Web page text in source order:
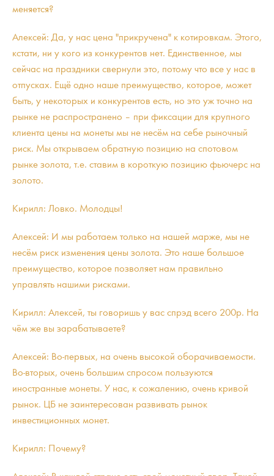
меняется?
Алексей: Да, у нас цена "прикручена" к котировкам. Этого,
кстати, ни у кого из конкурентов нет. Единственное, мы
сейчас на праздники свернули это, потому что все у нас в
отпусках. Ещё одно наше преимущество, которое, может
быть, у некоторых и конкурентов есть, но это уж точно на
рынке не распространено – при фиксации для крупного
клиента цены на монеты мы не несём на себе рыночный
риск. Мы открываем обратную позицию на спотовом
рынке золота, т.е. ставим в короткую позицию фьючерс на
золото.
Кирилл: Ловко. Молодцы!
Алексей: И мы работаем только на нашей марже, мы не
несём риск изменения цены золота. Это наше большое
преимущество, которое позволяет нам правильно
управлять нашими рисками.
Кирилл: Алексей, ты говоришь у вас спрэд всего 200р. На
чём же вы зарабатываете?
Алексей: Во-первых, на очень высокой оборачиваемости.
Во-вторых, очень большим спросом пользуются
иностранные монеты. У нас, к сожалению, очень кривой
рынок. ЦБ не заинтересован развивать рынок
инвестиционных монет.
Кирилл: Почему?